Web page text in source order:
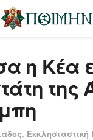
η Κέα
της
, Εκκλησιαστική